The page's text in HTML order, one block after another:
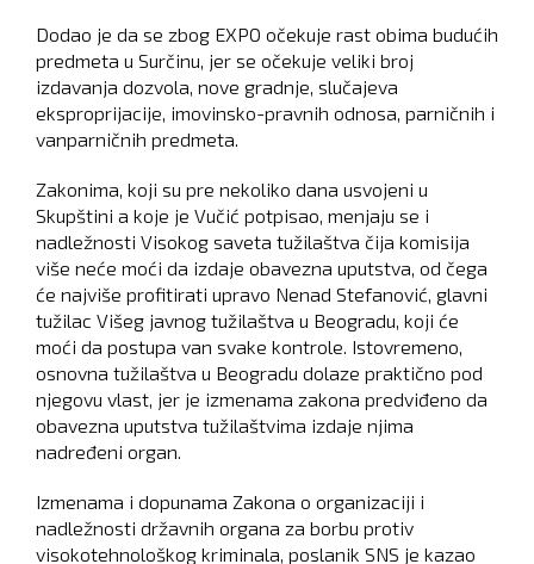
Dodao je da se zbog EXPO očekuje rast obima budućih
predmeta u Surčinu, jer se očekuje veliki broj
izdavanja dozvola, nove gradnje, slučajeva
eksproprijacije, imovinsko-pravnih odnosa, parničnih i
vanparničnih predmeta.
Zakonima, koji su pre nekoliko dana usvojeni u
Skupštini a koje je Vučić potpisao, menjaju se i
nadležnosti Visokog saveta tužilaštva čija komisija
više neće moći da izdaje obavezna uputstva, od čega
će najviše profitirati upravo Nenad Stefanović, glavni
tužilac Višeg javnog tužilaštva u Beogradu, koji će
moći da postupa van svake kontrole. Istovremeno,
osnovna tužilaštva u Beogradu dolaze praktično pod
njegovu vlast, jer je izmenama zakona predviđeno da
obavezna uputstva tužilaštvima izdaje njima
nadređeni organ.
Izmenama i dopunama Zakona o organizaciji i
nadležnosti državnih organa za borbu protiv
visokotehnološkog kriminala, poslanik SNS je kazao